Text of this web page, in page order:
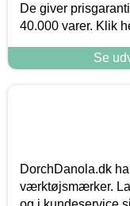
De giver
40.000 varer. Klik
Se
DorchDanola.dk
værktøjsmærker.